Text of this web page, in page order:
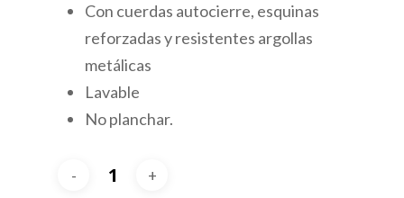
Con cuerdas autocierre, esquinas
reforzadas y resistentes argollas
metálicas
Lavable
No planchar.